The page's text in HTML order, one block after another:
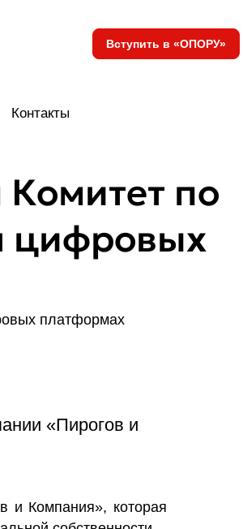
Вступить в «ОПОРУ»
Контакты
по
цифровых
«Пирогов и
и Компания», которая